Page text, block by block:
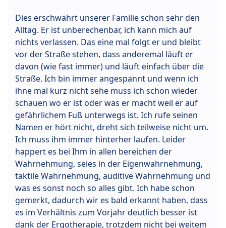
Dies erschwährt unserer Familie schon sehr den
Alltag. Er ist unberechenbar, ich kann mich auf
nichts verlassen. Das eine mal folgt er und bleibt
vor der Straße stehen, dass anderemal läuft er
davon (wie fast immer) und läuft einfach über die
Straße. Ich bin immer angespannt und wenn ich
ihne mal kurz nicht sehe muss ich schon wieder
schauen wo er ist oder was er macht weil er auf
gefährlichem Fuß unterwegs ist. Ich rufe seinen
Namen er hört nicht, dreht sich teilweise nicht um.
Ich muss ihm immer hinterher laufen. Leider
happert es bei Ihm in allen bereichen der
Wahrnehmung, seies in der Eigenwahrnehmung,
taktile Wahrnehmung, auditive Wahrnehmung und
was es sonst noch so alles gibt. Ich habe schon
gemerkt, dadurch wir es bald erkannt haben, dass
es im Verhältnis zum Vorjahr deutlich besser ist
dank der Ergotherapie, trotzdem nicht bei weitem